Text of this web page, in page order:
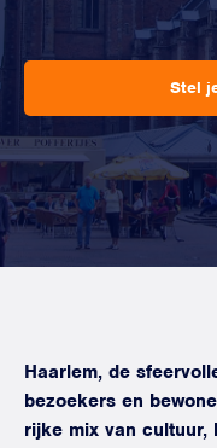
Stel
Haarlem, de
bezoekers en
rijke mix van cultuur,